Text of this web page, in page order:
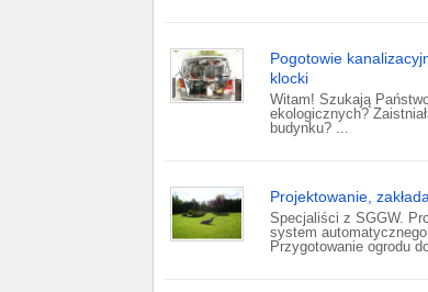
Pogotowie
klocki
Witam! Szukają
ekologicznych?
budynku? ...
Projektowanie,
Specjaliści z SGGW.
system
Przygotowanie ogrodu